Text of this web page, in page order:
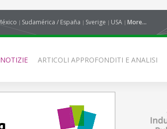
Sudamérica / España Sverige USA More...
NOTIZIE ARTICOLI APPROFONDITI E ANALISI